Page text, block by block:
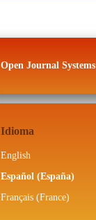
Open Journal Systems
Idioma
English
Español (España)
Français (France)